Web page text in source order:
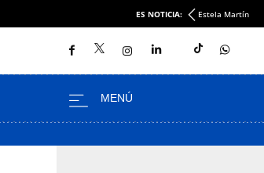
ES NOTICIA: Estela Martín